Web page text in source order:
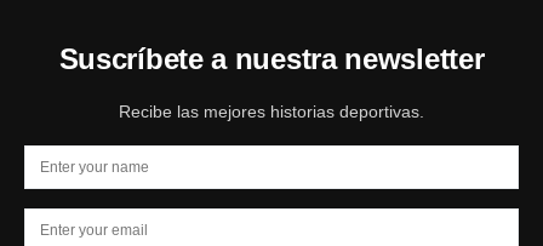
Suscríbete a nuestra newsletter
Recibe las mejores historias deportivas.